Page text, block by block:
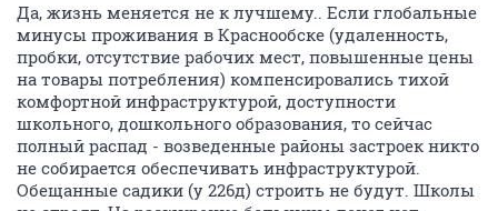
Да, жизнь меняется не к лучшему.. Если глобальные
минусы проживания в Краснообске (удаленность,
пробки, отсутствие рабочих мест, повышенные цены
на товары потребления) компенсировались тихой
комфортной инфраструктурой, доступности
школьного, дошкольного образования, то сейчас
полный распад - возведенные районы застроек никто
не собирается обеспечивать инфраструктурой.
Обещанные садики (у 226д) строить не будут. Школы